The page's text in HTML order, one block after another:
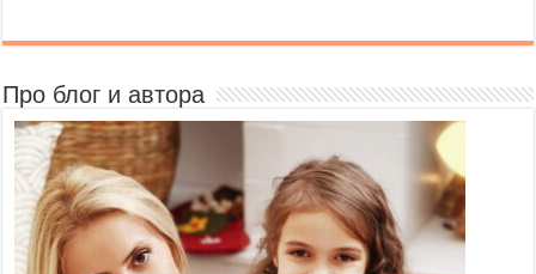
Про блог и автора